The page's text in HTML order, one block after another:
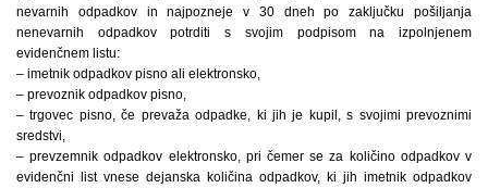
nevarnih odpadkov in najpozneje v 30 dneh po zaključku pošiljanja
nenevarnih odpadkov potrditi s svojim podpisom na izpolnjenem
evidenčnem listu:
– imetnik odpadkov pisno ali elektronsko,
– prevoznik odpadkov pisno,
– trgovec pisno, če prevaža odpadke, ki jih je kupil, s svojimi prevoznimi
sredstvi,
– prevzemnik odpadkov elektronsko, pri čemer se za količino odpadkov v
evidenčni list vnese dejanska količina odpadkov, ki jih imetnik odpadkov